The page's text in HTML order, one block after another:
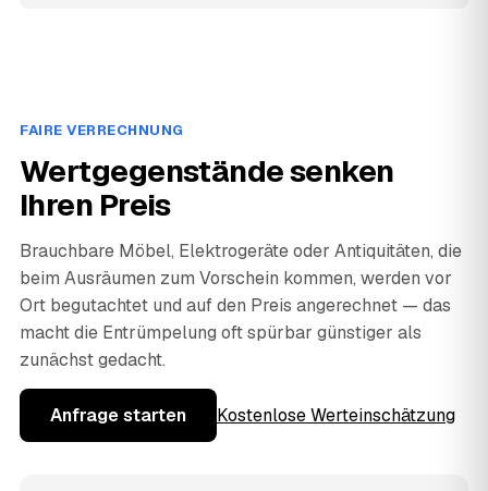
FAIRE VERRECHNUNG
Wertgegenstände senken
Ihren Preis
Brauchbare Möbel, Elektrogeräte oder Antiquitäten, die
beim Ausräumen zum Vorschein kommen, werden vor
Ort begutachtet und auf den Preis angerechnet — das
macht die Entrümpelung oft spürbar günstiger als
zunächst gedacht.
Anfrage starten Kostenlose Werteinschätzung